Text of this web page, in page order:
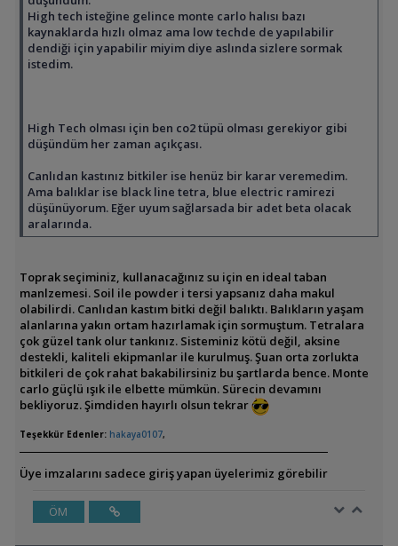
High tech isteğine gelince monte carlo halısı bazı
kaynaklarda hızlı olmaz ama low techde de yapılabilir
dendiği için yapabilir miyim diye aslında sizlere sormak
istedim.
High Tech olması için ben co2 tüpü olması gerekiyor gibi
düşündüm her zaman açıkçası.
Canlıdan kastınız bitkiler ise henüz bir karar veremedim.
Ama balıklar ise black line tetra, blue electric ramirezi
düşünüyorum. Eğer uyum sağlarsada bir adet beta olacak
aralarında.
Toprak seçiminiz, kullanacağınız su için en ideal taban
manlzemesi. Soil ile powder i tersi yapsanız daha makul
olabilirdi. Canlıdan kastım bitki değil balıktı. Balıkların yaşam
alanlarına yakın ortam hazırlamak için sormuştum. Tetralara
çok güzel tank olur tankınız. Sisteminiz kötü değil, aksine
destekli, kaliteli ekipmanlar ile kurulmuş. Şuan orta zorlukta
bitkileri de çok rahat bakabilirsiniz bu şartlarda bence. Monte
carlo güçlü ışık ile elbette mümkün. Sürecin devamını
bekliyoruz. Şimdiden hayırlı olsun tekrar
Teşekkür Edenler: hakaya0107,
Üye imzalarını sadece giriş yapan üyelerimiz görebilir
ÖM